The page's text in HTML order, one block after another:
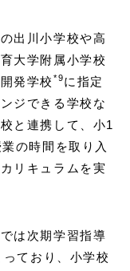
出川小学校や高
大学附属小学校
発学校 *9に指定
ジできる学校な
と連携して、小1
の時間を取り入
リキュラムを実
は次期学習指導
っており、小学校